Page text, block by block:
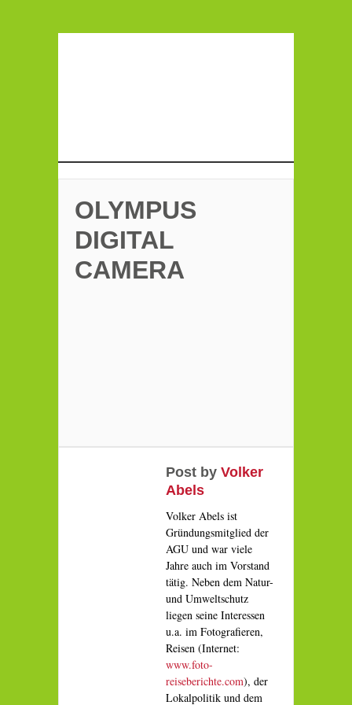
OLYMPUS
DIGITAL
CAMERA
Post by Volker
Abels
Volker Abels ist
Gründungsmitglied der
AGU und war viele
Jahre auch im Vorstand
tätig. Neben dem Natur-
und Umweltschutz
liegen seine Interessen
u.a. im Fotografieren,
Reisen (Internet:
www.foto-
reiseberichte.com), der
Lokalpolitik und dem